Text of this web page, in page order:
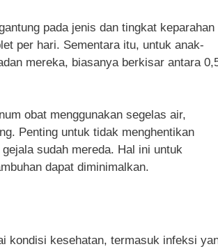
pada jenis dan tingkat keparahan
per hari. Sementara itu, untuk anak-
mereka, biasanya berkisar antara
obat menggunakan segelas air,
Penting untuk tidak menghentikan
sudah mereda. Hal ini untuk
dapat diminimalkan.
kondisi kesehatan, termasuk infeksi